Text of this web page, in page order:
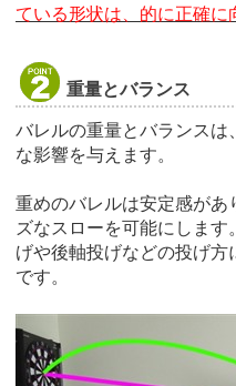
ている形状は、的に正確に
重量とバランス
バレルの重量とバランスは
な影響を与えます。
重めのバレルは安定感があ
ズなスローを可能にしま
げや後軸投げなどの投げ
です。